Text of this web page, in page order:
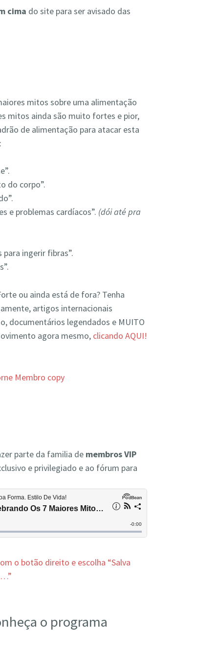
cima do site para ser avisado das
mitos sobre uma alimentação
mitos ainda são muito fortes e pior,
de alimentação para atacar esta
do corpo”.
e problemas cardíacos”. (dói até pra
para ingerir fibras”.
ou ainda está de fora? Tenha
artigos internacionais
documentários legendados e MUITO
agora mesmo, clicando AQUI!
parte da familia de membros VIP
e privilegiado e ao fórum para
o botão direito e escolha “Salva
o programa